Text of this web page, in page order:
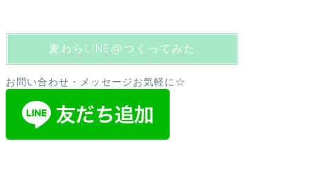
麦わらLINE@つくってみた
お問い合わせ・メッセージお気軽に☆